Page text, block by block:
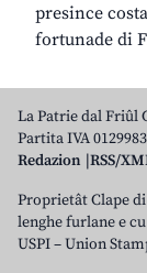
presince
fortunade di
La Patrie dal Friûl
Partita IVA
Redazion RSS/
Proprietât Clape
lenghe furlane e
USPI – Union